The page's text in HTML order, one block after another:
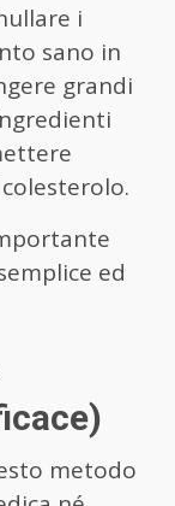
i
sano in
grandi
ed
metodo